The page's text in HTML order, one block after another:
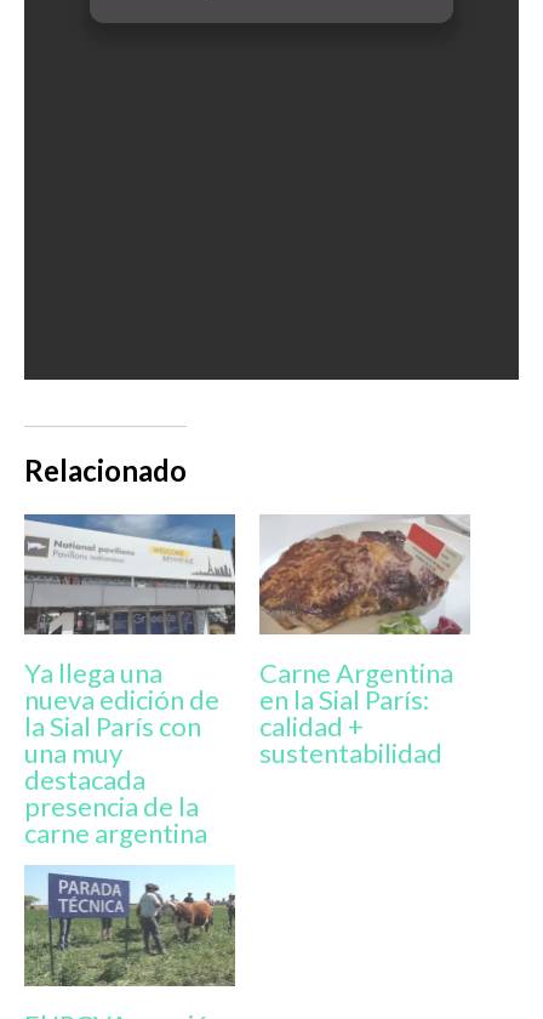
Relacionado
Ya llega una
nueva edición de
la Sial París con
una muy
destacada
presencia de la
carne argentina
Carne Argentina
en la Sial París:
calidad +
sustentabilidad